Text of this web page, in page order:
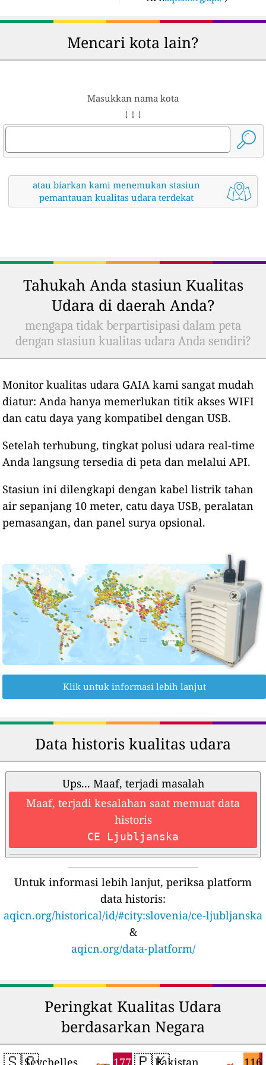
Mencari kota lain?
Masukkan nama kota
↓ ↓ ↓
atau biarkan kami menemukan stasiun
pemantauan kualitas udara terdekat
Tahukah Anda stasiun Kualitas
Udara di daerah Anda?
mengapa tidak berpartisipasi dalam peta
dengan stasiun kualitas udara Anda sendiri?
Monitor kualitas udara GAIA kami sangat mudah
diatur: Anda hanya memerlukan titik akses WIFI
dan catu daya yang kompatibel dengan USB.
Setelah terhubung, tingkat polusi udara real-time
Anda langsung tersedia di peta dan melalui API.
Stasiun ini dilengkapi dengan kabel listrik tahan
air sepanjang 10 meter, catu daya USB, peralatan
pemasangan, dan panel surya opsional.
Klik untuk informasi lebih lanjut
Data historis kualitas udara
Ups... Maaf, terjadi masalah
Maaf, terjadi kesalahan saat memuat data
historis
CE Ljubljanska
Untuk informasi lebih lanjut, periksa platform
data historis:
aqicn.org/historical/id/#city:slovenia/ce-ljubljanska
&
aqicn.org/data-platform/
Peringkat Kualitas Udara
berdasarkan Negara
177 116